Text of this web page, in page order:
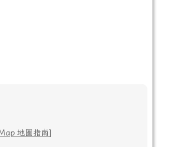
地圖指南]